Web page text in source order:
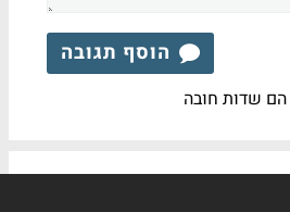
הוסף תגובה
הם שדות חובה